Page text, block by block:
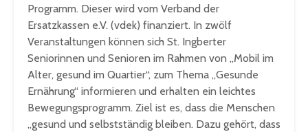
Programm. Dieser wird vom Verband der
Ersatzkassen e.V. (vdek) finanziert. In zwölf
Veranstaltungen können sich St. Ingberter
Seniorinnen und Senioren im Rahmen von „Mobil im
Alter, gesund im Quartier“, zum Thema „Gesunde
Ernährung“ informieren und erhalten ein leichtes
Bewegungsprogramm. Ziel ist es, dass die Menschen
„gesund und selbstständig bleiben. Dazu gehört, dass